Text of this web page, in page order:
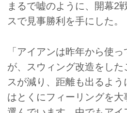
まるで嘘のように、開幕2
スで見事勝利を手にした。
「アイアンは昨年から使
が、スウィング改造をした
スが減り、距離も出るよ
はとくにフィーリングを大